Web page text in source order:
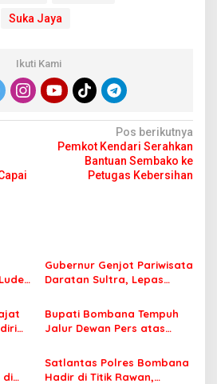
Suka Jaya
Ikuti Kami
Pos berikutnya
Pemkot Kendari Serahkan
Bantuan Sembako ke
Petugas Kebersihan
Gubernur Genjot Pariwisata
Daratan Sultra, Lepas
Tiga Kabupaten Unggulan
Bupati Bombana Tempuh
Jalur Dewan Pers atas
Korupsi Jembatan Cirauci II
di
Satlantas Polres Bombana
Hadir di Titik Rawan,